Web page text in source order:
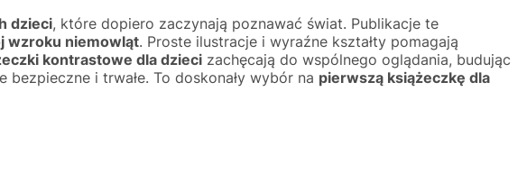
dzieci, które dopiero zaczynają poznawać świat. Publikacje te
wzroku niemowląt. Proste ilustracje i wyraźne kształty pomagają
kontrastowe dla dzieci zachęcają do wspólnego oglądania, budując
i trwałe. To doskonały wybór na pierwszą książeczkę dla